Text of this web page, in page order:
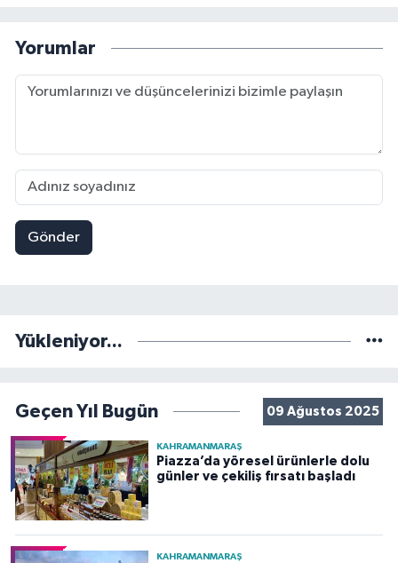
Yorumlar
Gönder
Yükleniyor...
Geçen Yıl Bugün 09 Ağustos 2025
KAHRAMANMARAŞ
Piazza’da yöresel ürünlerle dolu
günler ve çekiliş fırsatı başladı
KAHRAMANMARAŞ